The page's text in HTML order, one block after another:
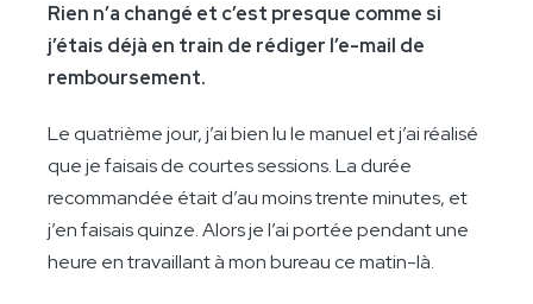
Rien n’a changé et c’est presque comme si
j’étais déjà en train de rédiger l’e-mail de
remboursement.
Le quatrième jour, j’ai bien lu le manuel et j’ai réalisé
que je faisais de courtes sessions. La durée
recommandée était d’au moins trente minutes, et
j’en faisais quinze. Alors je l’ai portée pendant une
heure en travaillant à mon bureau ce matin-là.